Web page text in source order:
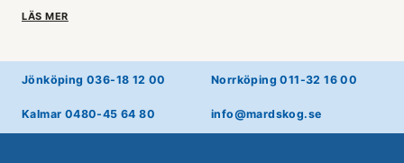
LÄS MER
Jönköping 036-18 12 00 Norrköping 011-32 16 00
Kalmar 0480-45 64 80 info@mardskog.se